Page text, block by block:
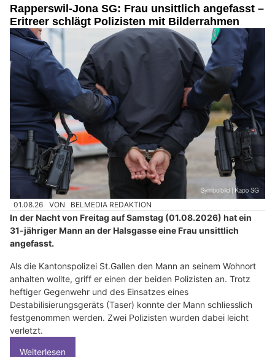
Rapperswil-Jona SG: Frau unsittlich angefasst –
Eritreer schlägt Polizisten mit Bilderrahmen
01.08.26 VON BELMEDIA REDAKTION
In der Nacht von Freitag auf Samstag (01.08.2026) hat ein
31-jähriger Mann an der Halsgasse eine Frau unsittlich
angefasst.
Als die Kantonspolizei St.Gallen den Mann an seinem Wohnort
anhalten wollte, griff er einen der beiden Polizisten an. Trotz
heftiger Gegenwehr und des Einsatzes eines
Destabilisierungsgeräts (Taser) konnte der Mann schliesslich
festgenommen werden. Zwei Polizisten wurden dabei leicht
verletzt.
Weiterlesen